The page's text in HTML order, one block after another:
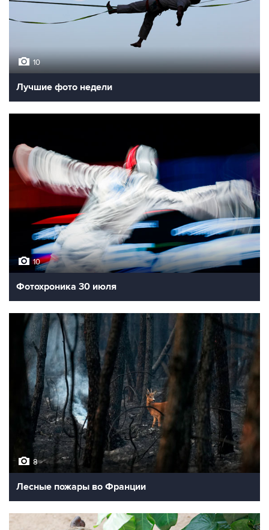
10
Лучшие фото недели
10
Фотохроника 30 июля
8
Лесные пожары во Франции